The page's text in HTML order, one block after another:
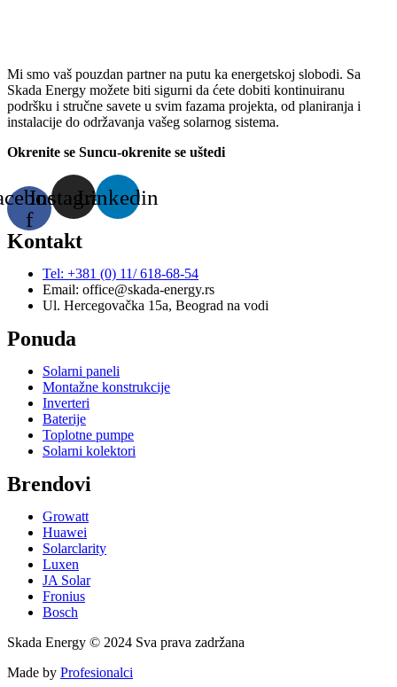
Mi smo vaš pouzdan partner na putu ka energetskoj slobodi. Sa
Skada Energy možete biti sigurni da ćete dobiti kontinuiranu
podršku i stručne savete u svim fazama projekta, od planiranja i
instalacije do održavanja vašeg solarnog sistema.
Okrenite se Suncu-okrenite se uštedi
f
InstagramLinkedin
Kontakt
Tel: +381 (0) 11/ 618-68-54
Email: office@skada-energy.rs
Ul. Hercegovačka 15a, Beograd na vodi
Ponuda
Solarni paneli
Montažne konstrukcije
Inverteri
Baterije
Toplotne pumpe
Solarni kolektori
Brendovi
Growatt
Huawei
Solarclarity
Luxen
JA Solar
Fronius
Bosch
Skada Energy © 2024 Sva prava zadržana
Made by Profesionalci